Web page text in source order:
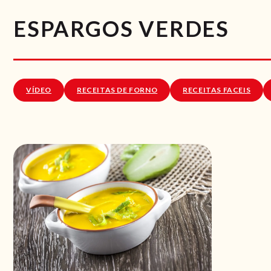
ESPARGOS VERDES
VÍDEO RECEITAS DE FORNO RECEITAS FACEIS